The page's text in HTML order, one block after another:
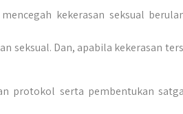
kekerasan seksual
seksual. Dan, apabila kekerasan
protokol serta pembentukan